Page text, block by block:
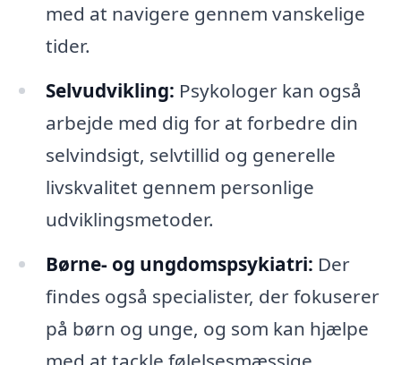
med at navigere gennem vanskelige
tider.
Selvudvikling: Psykologer kan også
arbejde med dig for at forbedre din
selvindsigt, selvtillid og generelle
livskvalitet gennem personlige
udviklingsmetoder.
Børne- og ungdomspsykiatri: Der
findes også specialister, der fokuserer
på børn og unge, og som kan hjælpe